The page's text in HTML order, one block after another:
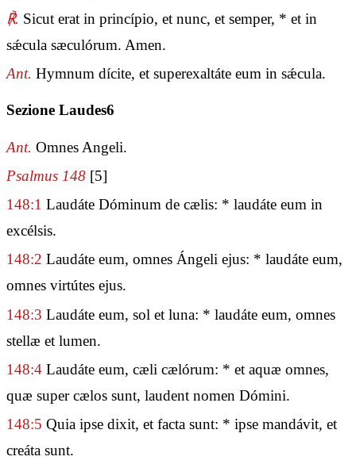
℟. Sicut erat in princípio, et nunc, et semper, * et in
sǽcula sæculórum. Amen.
Ant. Hymnum dícite, et superexaltáte eum in sǽcula.
Sezione Laudes6
Ant. Omnes Angeli.
Psalmus 148 [5]
148:1 Laudáte Dóminum de cælis: * laudáte eum in
excélsis.
148:2 Laudáte eum, omnes Ángeli ejus: * laudáte eum,
omnes virtútes ejus.
148:3 Laudáte eum, sol et luna: * laudáte eum, omnes
stellæ et lumen.
148:4 Laudáte eum, cæli cælórum: * et aquæ omnes,
quæ super cælos sunt, laudent nomen Dómini.
148:5 Quia ipse dixit, et facta sunt: * ipse mandávit, et
creáta sunt.